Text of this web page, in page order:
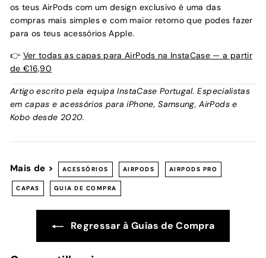
os teus AirPods com um design exclusivo é uma das
compras mais simples e com maior retorno que podes fazer
para os teus acessórios Apple.
👉 Ver todas as capas para AirPods na InstaCase — a partir
de €16,90
Artigo escrito pela equipa InstaCase Portugal. Especialistas
em capas e acessórios para iPhone, Samsung, AirPods e
Kobo desde 2020.
Mais de > ACESSÓRIOS AIRPODS AIRPODS PRO
CAPAS GUIA DE COMPRA
Regressar à Guias de Compra